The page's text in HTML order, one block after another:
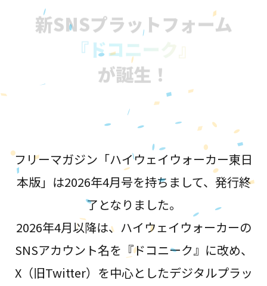
新SNSプラットフォーム
『ドコニーク』
が誕生！
フリーマガジン「ハイウェイウォーカー東日
本版」は2026年4月号を持ちまして、発行終
了となりました。
2026年4月以降は、ハイウェイウォーカーの
SNSアカウント名を『ドコニーク』に改め、
X（旧Twitter）を中心としたデジタルプラッ